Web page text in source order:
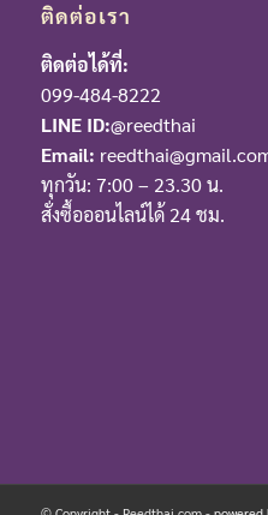
ติดต่อเรา
ติดต่อได้ที่:
099-484-8222
LINE ID:@reedthai
Email:
ทุกวัน: 7:00 – 23.30 น.
สั่งซื้อออนไลน์ได้ 24 ชม.